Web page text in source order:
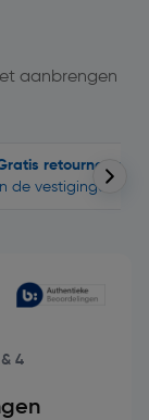
aanbrengen
retourneren
de vestigingen
4